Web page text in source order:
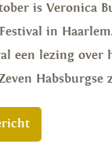
is Veronica
in
een lezing over
Habsburgse